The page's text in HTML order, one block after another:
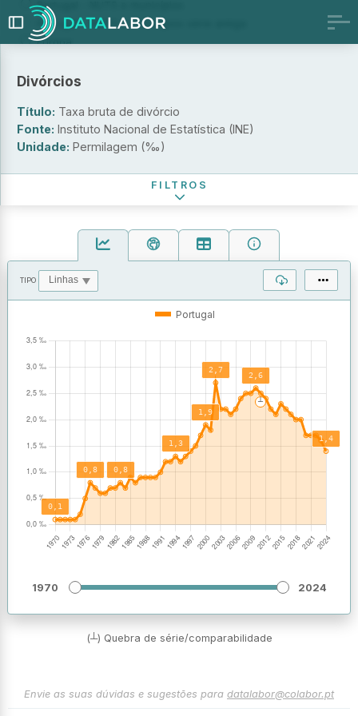
TIPO
Portugal
1970 2024
(┴) Quebra de série/comparabilidade
Envie as suas dúvidas e sugestões para datalabor@colabor.pt
Divórcios
Título: Taxa bruta de divórcio
Fonte: Instituto Nacional de Estatística (INE)
Unidade: Permilagem (‰)
Portugal - NUTS e municípios
Portugal - NUTS e municípios série antiga
Europa
Casamentos dissolvidos por divórcio entre pessoas de sexo
oposto
FILTROS